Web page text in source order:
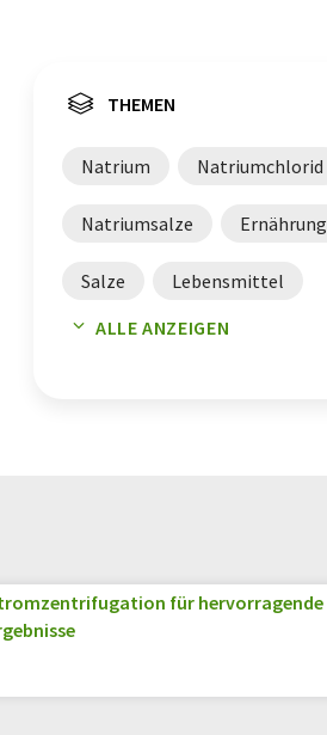
THEMEN
Natrium Natriumchlorid
Natriumsalze Ernährung
Salze Lebensmittel
Schlaganfall
ALLE ANZEIGEN
für hervorragende